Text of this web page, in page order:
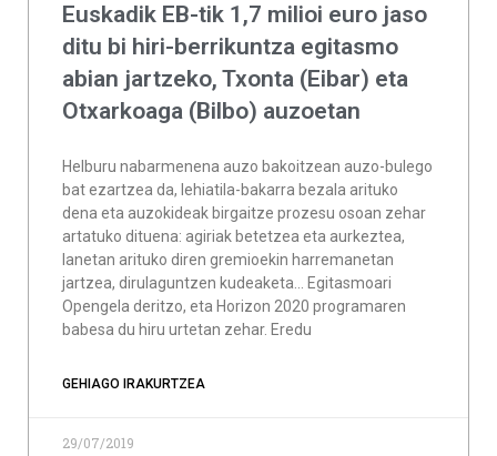
Euskadik EB-tik 1,7 milioi euro jaso
ditu bi hiri-berrikuntza egitasmo
abian jartzeko, Txonta (Eibar) eta
Otxarkoaga (Bilbo) auzoetan
Helburu nabarmenena auzo bakoitzean auzo-bulego
bat ezartzea da, lehiatila-bakarra bezala arituko
dena eta auzokideak birgaitze prozesu osoan zehar
artatuko dituena: agiriak betetzea eta aurkeztea,
lanetan arituko diren gremioekin harremanetan
jartzea, dirulaguntzen kudeaketa… Egitasmoari
Opengela deritzo, eta Horizon 2020 programaren
babesa du hiru urtetan zehar. Eredu
GEHIAGO IRAKURTZEA
29/07/2019